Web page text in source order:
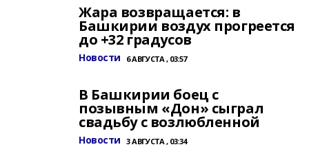
Жара возвращается: в
Башкирии воздух прогреется
до +32 градусов
Новости 6 АВГУСТА , 03:57
В Башкирии боец с
позывным «Дон» сыграл
свадьбу с возлюбленной
Новости 3 АВГУСТА , 03:34